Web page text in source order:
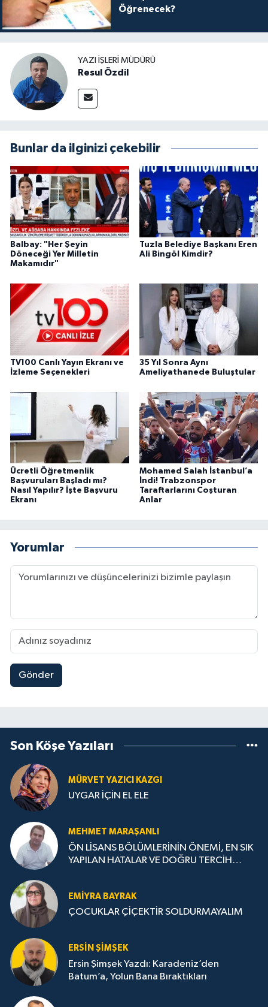
Öğrenecek?
YAZI İŞLERI MÜDÜRÜ
Resul Özdil
Bunlar da ilginizi çekebilir
Balbay: "Her Şeyin
Döneceği Yer Milletin
Makamıdır"
Tuzla Belediye Başkanı Eren
Ali Bingöl Kimdir?
TV100 Canlı Yayın Ekranı ve
İzleme Seçenekleri
35 Yıl Sonra Aynı
Ameliyathanede Buluştular
Ücretli Öğretmenlik
Başvuruları Başladı mı?
Nasıl Yapılır? İşte Başvuru
Ekranı
Mohamed Salah İstanbul’a
İndi! Trabzonspor
Taraftarlarını Coşturan
Anlar
Yorumlar
Gönder
Son Köşe Yazıları
MÜRVET YAZICI KAZGI
UYGAR İÇİN EL ELE
MEHMET MARAŞANLI
ÖN LİSANS BÖLÜMLERİNİN ÖNEMİ, EN SIK
YAPILAN HATALAR VE DOĞRU TERCİH
EMIYRA BAYRAK
ÇOCUKLAR ÇİÇEKTİR SOLDURMAYALIM
ERSIN ŞIMŞEK
Ersin Şimşek Yazdı: Karadeniz’den
Batum’a, Yolun Bana Bıraktıkları